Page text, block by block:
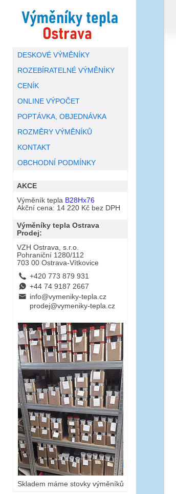
DESKOVÉ VÝMĚNÍKY
ROZEBÍRATELNÉ VÝMĚNÍKY
CENÍK
ONLINE VÝPOČET
POPTÁVKA, OBJEDNÁVKA
ROZMĚRY VÝMĚNÍKŮ
KONTAKT
OBCHODNÍ PODMÍNKY
AKCE
Výměník tepla B28Hx76
Akční cena: 14 220 Kč bez DPH
Výměníky tepla Ostrava
Prodej:
VZH Ostrava, s.r.o.
Pohraniční 1280/112
703 00 Ostrava-Vítkovice
L +420 773 879 931
E +44 74 9187 2667
B info@vymeniky-tepla.cz
prodej@vymeniky-tepla.cz
Skladem máme stovky výměníků